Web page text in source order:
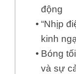
động
“Nhịp
kinh
Bóng
và sự